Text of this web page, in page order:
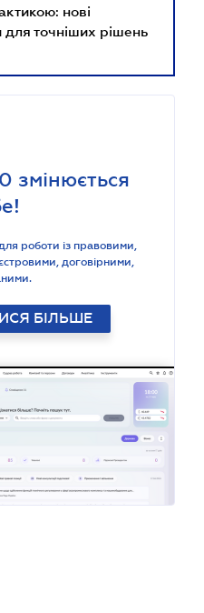
нові
для точніших рішень
змінюється
роботи із правовими,
договірними,
БІЛЬШЕ